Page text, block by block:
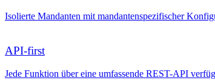
Isolierte Mandanten mit mandantenspezifischer
API-first
Jede Funktion über eine umfassende REST-API